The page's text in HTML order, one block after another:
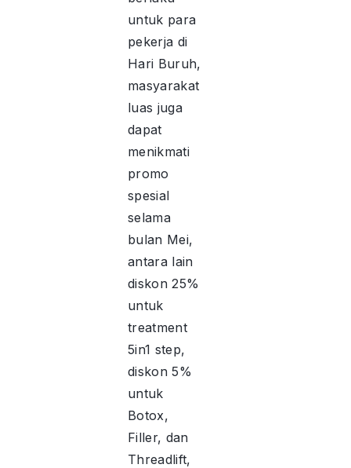
untuk para
pekerja di
Hari Buruh,
masyarakat
luas juga
dapat
menikmati
promo
spesial
selama
bulan Mei,
antara lain
diskon 25%
untuk
treatment
5in1 step,
diskon 5%
untuk
Botox,
Filler, dan
Threadlift,